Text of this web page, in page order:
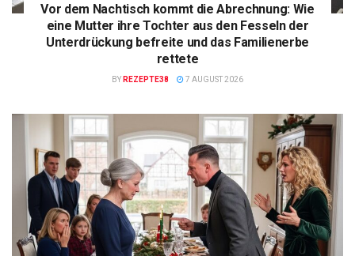
Vor dem Nachtisch kommt die Abrechnung: Wie
eine Mutter ihre Tochter aus den Fesseln der
Unterdrückung befreite und das Familienerbe
rettete
BY REZEPTE38 7 AUGUST 2026